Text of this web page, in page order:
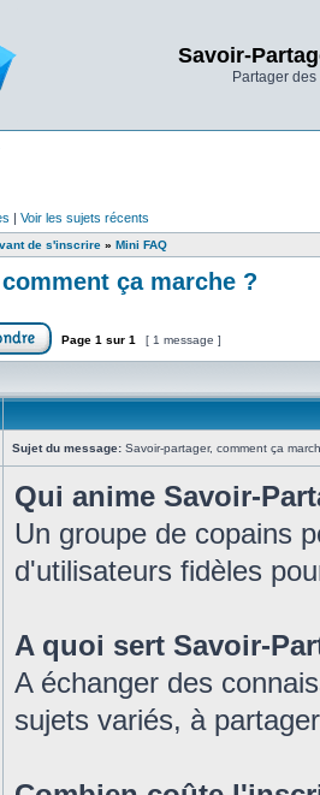
Savoir-
Partager
| Voir les sujets récents
de s'inscrire » Mini FAQ
ça marche ?
Page 1 sur 1 [ 1 message ]
Sujet du message: Savoir-partager, comment ça
Qui anime Savoir-
Un groupe de copains
d'utilisateurs fidèles
A quoi sert Savoir-
A échanger des
sujets variés, à